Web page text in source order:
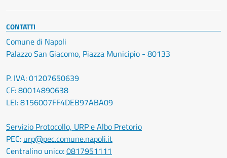
CONTATTI
Comune di Napoli
Palazzo San Giacomo, Piazza Municipio - 80133
P. IVA: 01207650639
CF: 80014890638
LEI: 8156007FF4DEB97ABA09
Servizio Protocollo, URP e Albo Pretorio
PEC: urp@pec.comune.napoli.it
Centralino unico:0817951111